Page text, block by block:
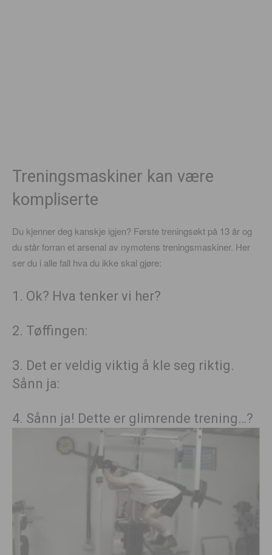
Treningsmaskiner kan være
kompliserte
Du kjenner deg kanskje igjen? Første treningsøkt på 13 år og
du står forran et arsenal av nymotens treningsmaskiner. Her
ser du i alle fall hva du ikke skal gjøre:
1. Ok? Hva tenker vi her?
2. Tøffingen:
3. Det er veldig viktig å kle seg riktig.
Sånn ja:
4. Sånn ja! Dette er glimrende trening…?